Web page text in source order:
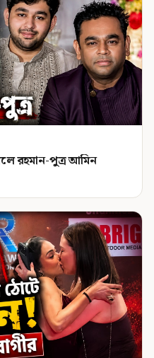
রহমান-পুত্র আমিন